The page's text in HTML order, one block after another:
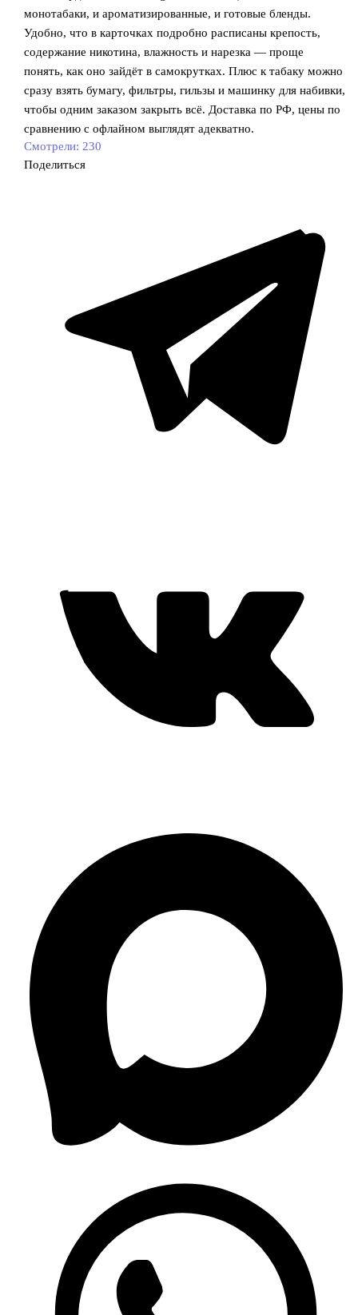
монотабаки, и ароматизированные, и готовые бленды.
Удобно, что в карточках подробно расписаны крепость,
содержание никотина, влажность и нарезка — проще
понять, как оно зайдёт в самокрутках. Плюс к табаку можно
сразу взять бумагу, фильтры, гильзы и машинку для набивки,
чтобы одним заказом закрыть всё. Доставка по РФ, цены по
сравнению с офлайном выглядят адекватно.
Смотрели: 230
Поделиться